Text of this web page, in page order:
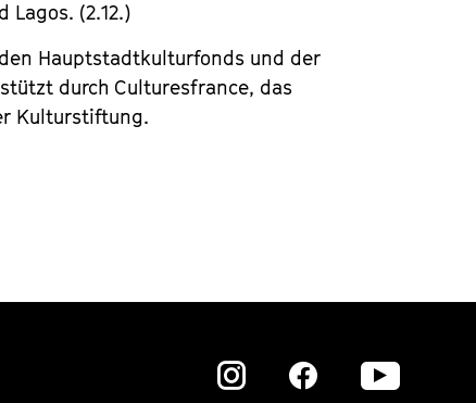
(2.12.)
Hauptstadtkulturfonds und der
durch Culturesfrance, das
Kulturstiftung.
Zu
Zu
Zu